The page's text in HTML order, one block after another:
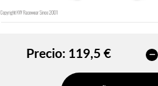
Precio: 119,5 €